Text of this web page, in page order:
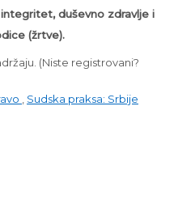
duševno zdravlje i
(žrtve).
(Niste registrovani?
Sudska praksa: Srbije